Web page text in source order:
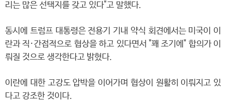
리는 많은 선택지를 갖고 있다"고 말했다.
동시에 트럼프 대통령은 전용기 기내 약식 회견에서는 미국이 이
란과 직·간접적으로 협상을 하고 있다면서 "꽤 조기에" 합의가 이
뤄질 것으로 생각한다고 밝혔다.
이란에 대한 고강도 압박을 이어가며 협상이 원활히 이뤄지고 있
다고 강조한 것이다.